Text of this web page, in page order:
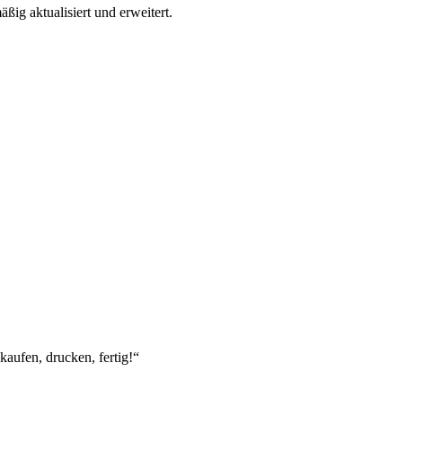
aktualisiert und erweitert.
drucken, fertig!“